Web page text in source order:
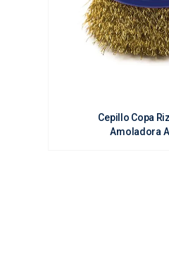
| Ladrillos, tejas,
Cepillo Copa
Amoladora